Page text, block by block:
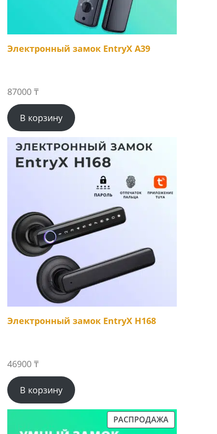
Электронный замок EntryX A39
87000 ₸
В корзину
Электронный замок EntryX H168
46900 ₸
В корзину
РАСПРОДАЖА
ПРОДАВАЕМЫЙ